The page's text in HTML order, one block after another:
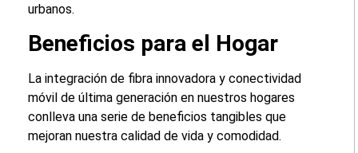
urbanos.
Beneficios para el Hogar
La integración de fibra innovadora y conectividad
móvil de última generación en nuestros hogares
conlleva una serie de beneficios tangibles que
mejoran nuestra calidad de vida y comodidad.